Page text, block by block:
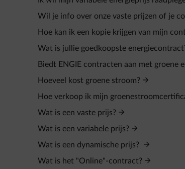
Wil je info over onze vaste prijzen of je
Hoe kan ik een kopie krijgen van mijn
Wat is jullie goedkoopste
Biedt ENGIE contracten aan met groene
Hoeveel kost groene stroom?
Hoe verkoop ik mijn
Wat is een vaste prijs?
Wat is een variabele prijs?
Wat is een dynamische prijs?
Wat is het "Online"-contract?